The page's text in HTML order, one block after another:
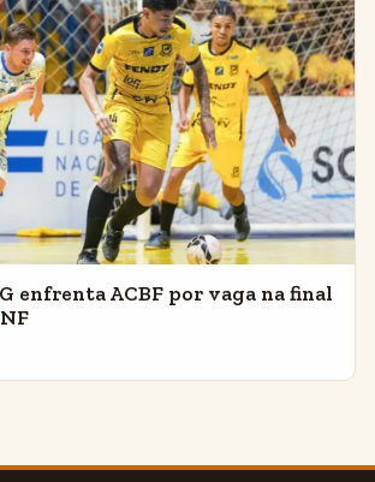
enfrenta ACBF por vaga na final